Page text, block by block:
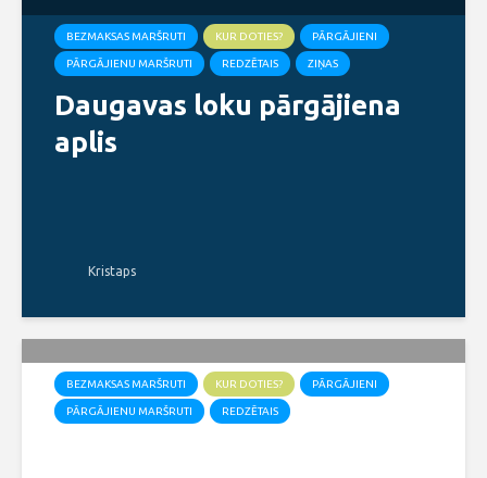
BEZMAKSAS MARŠRUTI KUR DOTIES? PĀRGĀJIENI
PĀRGĀJIENU MARŠRUTI REDZĒTAIS ZIŅAS
Daugavas loku pārgājiena
aplis
Kristaps
BEZMAKSAS MARŠRUTI KUR DOTIES? PĀRGĀJIENI
PĀRGĀJIENU MARŠRUTI REDZĒTAIS